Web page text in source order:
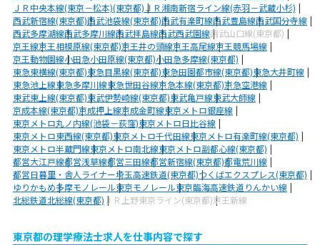
ＪＲ中央本線(東京－松本)(東京都)ＪＲ湘南新宿ライン線(赤羽－武蔵小杉)
西武新宿線(東京都)西武池袋線(東京都)西武有楽町線西武豊島線西武国分寺線
西武多摩湖線西武多摩川線西武拝島線西武西武園線西武山口線(東京都)
京王線京王相模原線(東京都)京王井の頭線京王高尾線京王競馬場線
京王動物園線小田急小田原線(東京都)小田急多摩線(東京都)
東急東横線(東京都)東急目黒線(東京都)東急田園都市線(東京都)東急大井町線
東急池上線東急多摩川線東急世田谷線京急本線(東京都)京急空港線
東武東上線(東京都)東武伊勢崎線(東京都)東武亀戸線東武大師線
京成本線(東京都)京成押上線京成金町線東京メトロ銀座線
東京メトロ丸ノ内線(池袋－荻窪)東京メトロ日比谷線
東京メトロ東西線(東京都)東京メトロ千代田線東京メトロ有楽町線(東京都)
東京メトロ半蔵門線東京メトロ南北線東京メトロ副都心線(東京都)
都営大江戸線都営浅草線都営三田線都営新宿線(東京都)都電荒川線
都営日暮里・舎人ライナー埼玉高速鉄道(東京都)つくばエクスプレス(東京都)
ゆりかもめ多摩モノレール東京モノレール東京臨海高速鉄道りんかい線
北総鉄道北総線(東京都) ＪＲ上野東京ライン(東京都)京王新線
東京都の理学療法士求人を仕事内容で探す